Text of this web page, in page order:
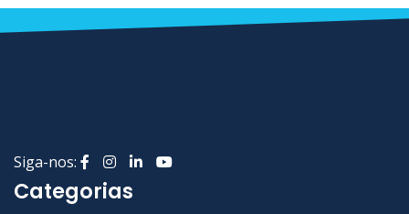
Siga-nos:
Categorias